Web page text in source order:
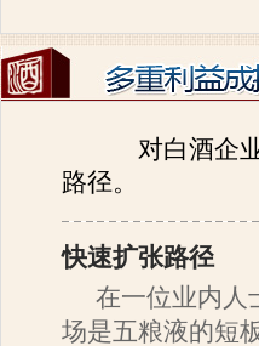
对白酒企业
路径。
快速扩张路径
在一位业内人
场是五粮液的短